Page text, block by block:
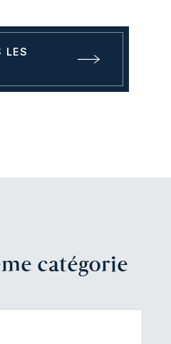
LES
catégorie